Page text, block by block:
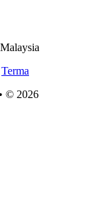
Terma
• © 2026